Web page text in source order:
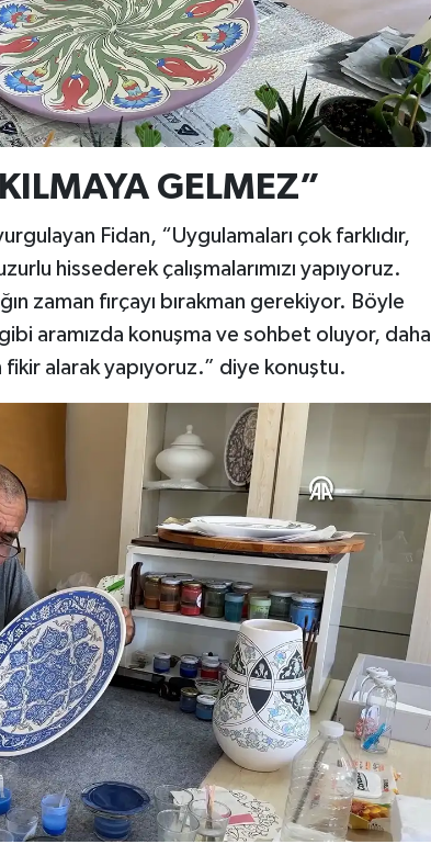
GELMEZ”
Fidan, “Uygulamaları çok farklıdır,
hissederek çalışmalarımızı yapıyoruz.
zaman fırçayı bırakman gerekiyor. Böyle
aramızda konuşma ve sohbet oluyor, daha
alarak yapıyoruz.” diye konuştu.